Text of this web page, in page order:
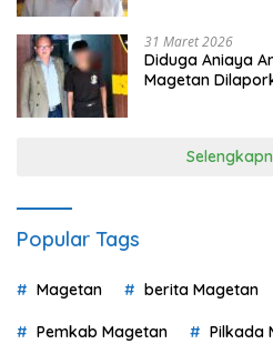
31 Maret 2026
Diduga Aniaya
Magetan
Popular Tags
Magetan berita Magetan
Pemkab Magetan Pilkada